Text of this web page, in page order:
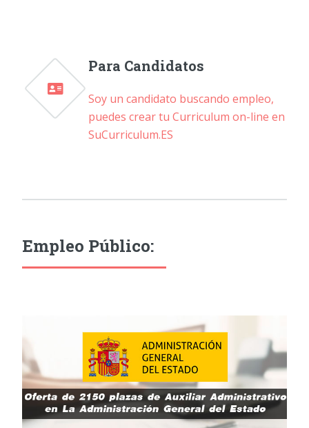
Para Candidatos
Soy un candidato buscando empleo,
puedes crear tu Curriculum on-line en
SuCurriculum.ES
Empleo Público: